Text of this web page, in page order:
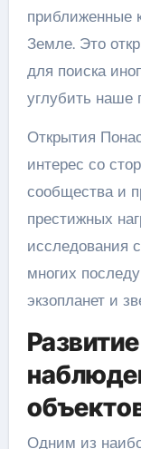
приближенные
Земле. Это
для поиска
углубить наше
Открытия
интерес со
сообщества и
престижных
исследования
многих
экзопланет и
Одним из